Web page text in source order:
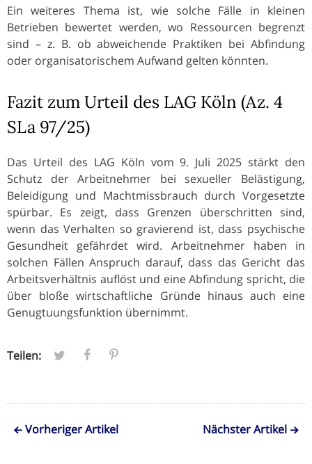
Ein weiteres Thema ist, wie solche Fälle in kleinen
Betrieben bewertet werden, wo Ressourcen begrenzt
sind – z. B. ob abweichende Praktiken bei Abfindung
oder organisatorischem Aufwand gelten könnten.
Fazit zum Urteil des LAG Köln (Az. 4
SLa 97/25)
Das Urteil des LAG Köln vom 9. Juli 2025 stärkt den
Schutz der Arbeitnehmer bei sexueller Belästigung,
Beleidigung und Machtmissbrauch durch Vorgesetzte
spürbar. Es zeigt, dass Grenzen überschritten sind,
wenn das Verhalten so gravierend ist, dass psychische
Gesundheit gefährdet wird. Arbeitnehmer haben in
solchen Fällen Anspruch darauf, dass das Gericht das
Arbeitsverhältnis auflöst und eine Abfindung spricht, die
über bloße wirtschaftliche Gründe hinaus auch eine
Genugtuungsfunktion übernimmt.
Teilen:
Vorheriger Artikel Nächster Artikel